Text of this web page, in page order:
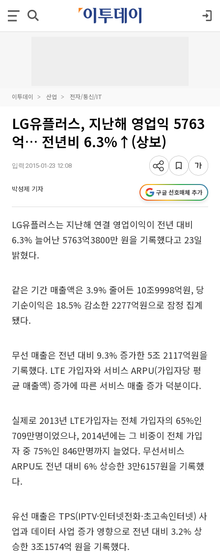
이투데이 산업 전자/통신/IT
LG유플러스, 지난해 영업익 5763
억… 전년비 6.3%↑(상보)
입력 2015-01-23 12:08
박성제 기자 구글 선호매체 추가
LG유플러스는 지난해 연결 영업이익이 전년 대비
6.3% 늘어난 5763억3800만 원을 기록했다고 23일
밝혔다.
같은 기간 매출액은 3.9% 줄어든 10조9998억원, 당
기순이익은 18.5% 감소한 2277억원으로 잠정 집계
됐다.
무선 매출은 전년 대비 9.3% 증가한 5조 2117억원을
기록했다. LTE 가입자와 서비스 ARPU(가입자당 평
균 매출액) 증가에 따른 서비스 매출 증가 덕분이다.
실제로 2013년 LTE가입자는 전체 가입자의 65%인
709만명이었으나, 2014년에는 그 비중이 전체 가입
자 중 75%인 846만명까지 늘었다. 무선서비스
ARPU도 전년 대비 6% 상승한 3만6157원을 기록했
다.
유선 매출은 TPS(IPTV·인터넷전화·초고속인터넷) 사
업과 데이터 사업 증가 영향으로 전년 대비 3.2% 상
승한 3조1574억 원을 기록했다.